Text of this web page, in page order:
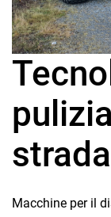
strada
Macchine per il